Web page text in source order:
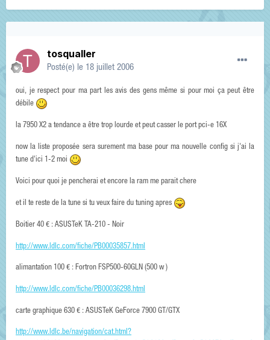
tosqualler
Posté(e) le 18 juillet 2006
oui, je respect pour ma part les avis des gens même si pour moi ça peut être
débile
la 7950 X2 a tendance a être trop lourde et peut casser le port pci-e 16X
now la liste proposée sera surement ma base pour ma nouvelle config si j'ai la
tune d'ici 1-2 moi
Voici pour quoi je pencherai et encore la ram me parait chere
et il te reste de la tune si tu veux faire du tuning apres
Boitier 40 € : ASUSTeK TA-210 - Noir
http://www.ldlc.com/fiche/PB00035857.html
alimantation 100 € : Fortron FSP500-60GLN (500 w )
http://www.ldlc.com/fiche/PB00036298.html
carte graphique 630 € : ASUSTeK GeForce 7900 GT/GTX
http://www.ldlc.be/navigation/cat.html?